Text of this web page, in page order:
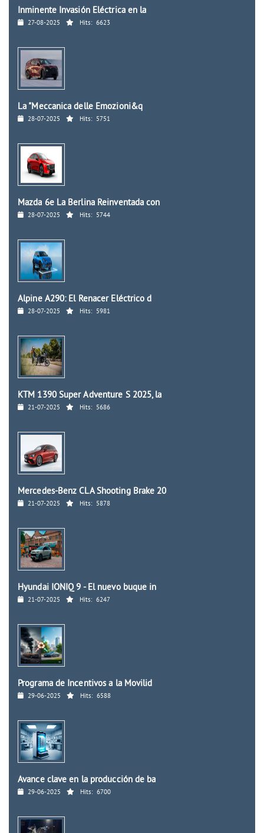
Inminente Invasión Eléctrica en la
27-08-2025 Hits: 6623
La "Meccanica delle Emozioni&q
28-07-2025 Hits: 5751
Mazda 6e La Berlina Reinventada con
28-07-2025 Hits: 5744
Alpine A290: El Renacer Eléctrico d
28-07-2025 Hits: 5981
KTM 1390 Super Adventure S 2025, la
21-07-2025 Hits: 5686
Mercedes-Benz CLA Shooting Brake 20
21-07-2025 Hits: 5878
Hyundai IONIQ 9 - El nuevo buque in
21-07-2025 Hits: 6247
Programa de Incentivos a la Movilid
29-06-2025 Hits: 6588
Avance clave en la producción de ba
29-06-2025 Hits: 6700